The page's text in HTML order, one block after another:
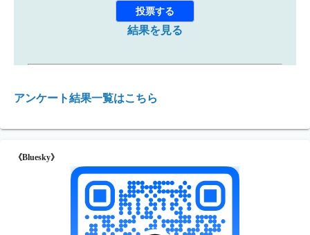
結果を見る
アンケート結果一覧はこちら
《Bluesky》